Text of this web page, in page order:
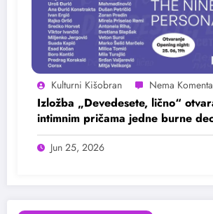
Kulturni Kišobran
Izložba „Devedesete, lično“
intimnim pričama jedne burne
Jun 25, 2026